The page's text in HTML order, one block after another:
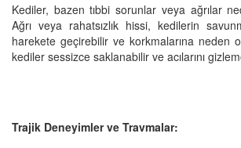
Kediler, bazen tıbbi sorunlar veya ağrılar
Ağrı veya rahatsızlık hissi, kedilerin
harekete geçirebilir ve korkmalarına neden
kediler sessizce saklanabilir ve acılarını
Trajik Deneyimler ve Travmalar: